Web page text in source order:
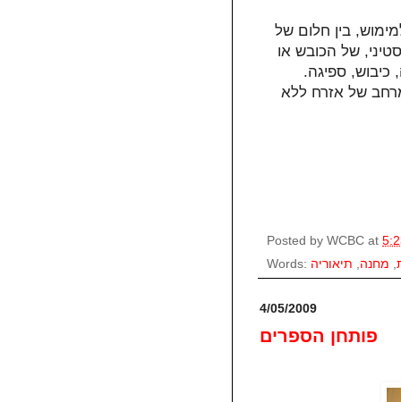
בין חלום של
של הכובש או
כיבוש, ספיגה.
מרחב של אזרח ללא
Posted by WCBC at
Words:
, מחנה, תיאוריה
4/05/2009
פותחן הספרים